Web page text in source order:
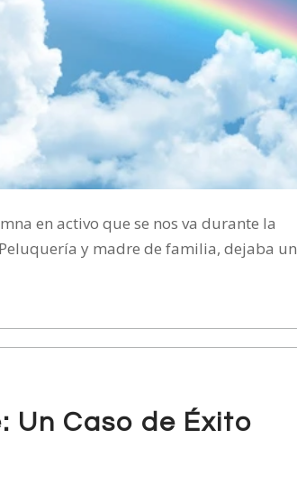
en activo que se nos va durante la
y madre de familia, dejaba un
Un Caso de Éxito